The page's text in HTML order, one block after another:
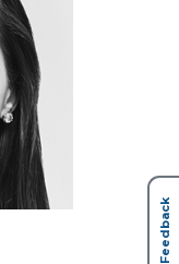
Feedback